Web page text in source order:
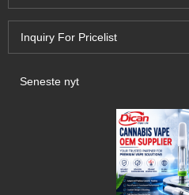
Inquiry For Pricelist
Seneste nyt